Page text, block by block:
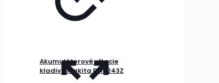
Akumulátorové vŕtacie
kladivo Makita DHR243Z